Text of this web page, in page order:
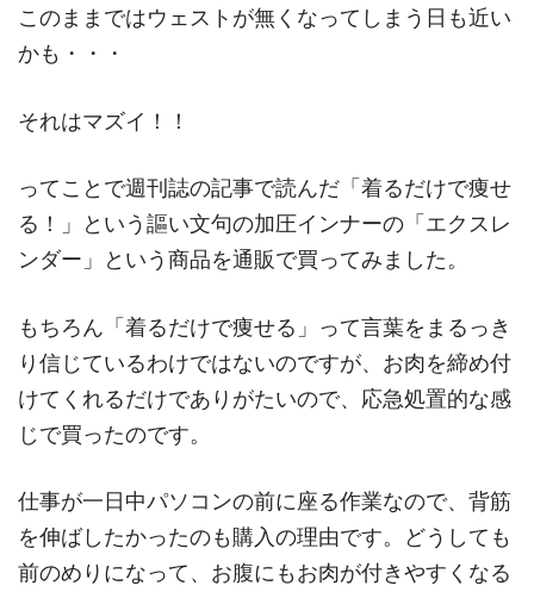
このままではウェストが無くなってしまう日も近い
かも・・・
それはマズイ！！
ってことで週刊誌の記事で読んだ「着るだけで痩せ
る！」という謳い文句の加圧インナーの「エクスレ
ンダー」という商品を通販で買ってみました。
もちろん「着るだけで痩せる」って言葉をまるっき
り信じているわけではないのですが、お肉を締め付
けてくれるだけでありがたいので、応急処置的な感
じで買ったのです。
仕事が一日中パソコンの前に座る作業なので、背筋
を伸ばしたかったのも購入の理由です。どうしても
前のめりになって、お腹にもお肉が付きやすくなる